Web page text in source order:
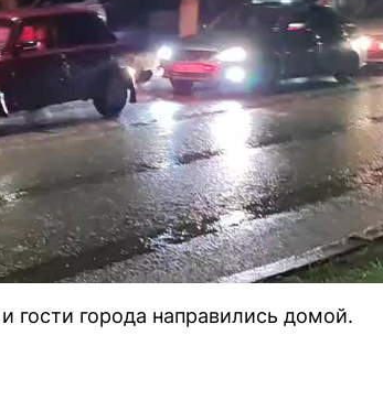
гости города направились домой.